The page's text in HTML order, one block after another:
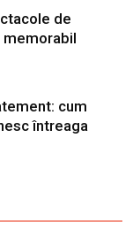
de
memorabil
cum
întreaga